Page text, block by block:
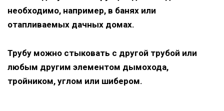
необходимо, например, в банях или
отапливаемых дачных домах.
Трубу можно стыковать с другой трубой или
любым другим элементом дымохода,
тройником, углом или шибером.